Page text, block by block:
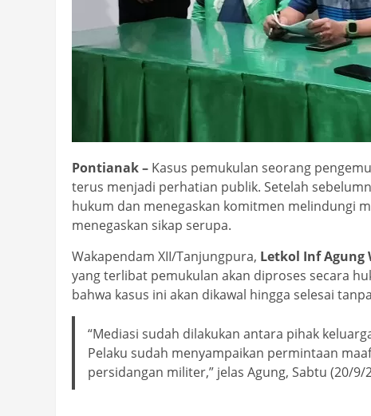
Pontianak – Kasus pemukulan seorang
terus menjadi perhatian publik. Setelah
hukum dan menegaskan komitmen melindungi
menegaskan sikap serupa.
Wakapendam XII/Tanjungpura, Letkol Inf Agung
yang terlibat pemukulan akan diproses secara
bahwa kasus ini akan dikawal hingga selesai
“Mediasi sudah dilakukan antara pihak
Pelaku sudah menyampaikan permintaan
persidangan militer,” jelas Agung, Sabtu (20/9/